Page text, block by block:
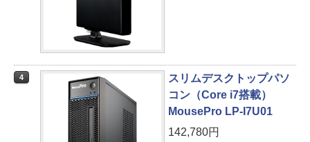
4
スリムデスクトップパソ
コン（Core i7搭載）
MousePro LP-I7U01
142,780円